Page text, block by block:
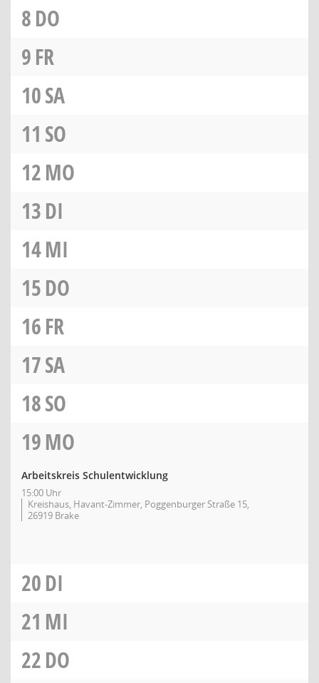
8DO
9FR
10SA
11 SO
12MO
13DI
14MI
15DO
16FR
17SA
18SO
19MO
Arbeitskreis Schulentwicklung
15:00 Uhr
Kreishaus, Havant-Zimmer, Poggenburger Straße 15,
26919 Brake
20DI
21 MI
22DO